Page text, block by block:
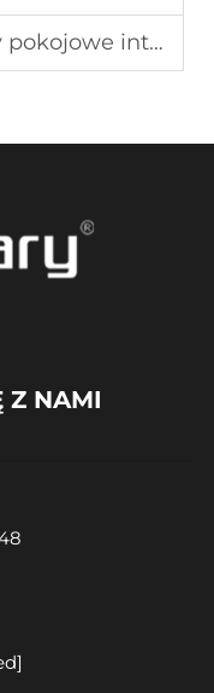
centralnego ogrzewania
Z NAMI